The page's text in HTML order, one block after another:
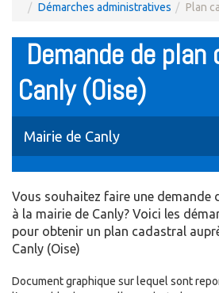
Démarches administratives
Plan
Demande de
Canly (Oise)
Mairie de Canly
Vous souhaitez faire une demande
à la mairie de Canly? Voici les
pour obtenir un plan cadastral
Canly (Oise)
Document graphique sur lequel sont